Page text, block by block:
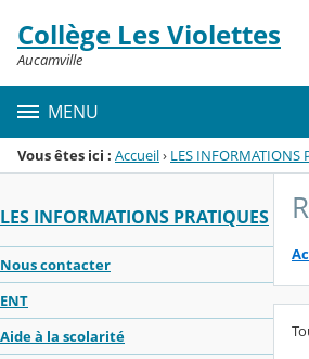
Menu de la rubrique
Contenu
Collège Les Violettes
Aucamville
MENU
Vous êtes ici : Accueil› LES INFORMATIONS
LES INFORMATIONS PRATIQUES
Nous contacter
ENT
Aide à la scolarité